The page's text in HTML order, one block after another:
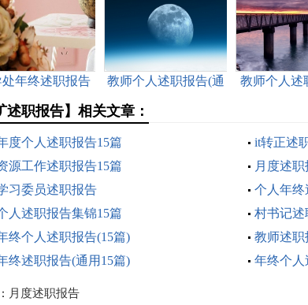
年终述职报告
教师个人述职报告(通
教师个人述
述职报告】相关文章：
度个人述职报告15篇
it转正述
源工作述职报告15篇
月度述
习委员述职报告
个人年终
人述职报告集锦15篇
村书记述
终个人述职报告(15篇)
教师述职
终述职报告(通用15篇)
年终个人
月度述职报告